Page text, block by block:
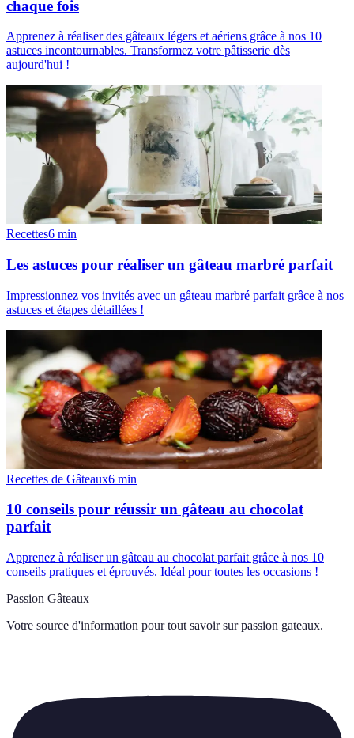
chaque fois
Apprenez à réaliser des gâteaux légers et aériens grâce à nos 10
astuces incontournables. Transformez votre pâtisserie dès
aujourd'hui !
Recettes6 min
Les astuces pour réaliser un gâteau marbré parfait
Impressionnez vos invités avec un gâteau marbré parfait grâce à nos
astuces et étapes détaillées !
Recettes de Gâteaux6 min
10 conseils pour réussir un gâteau au chocolat
parfait
Apprenez à réaliser un gâteau au chocolat parfait grâce à nos 10
conseils pratiques et éprouvés. Idéal pour toutes les occasions !
Passion Gâteaux
Votre source d'information pour tout savoir sur passion gateaux.